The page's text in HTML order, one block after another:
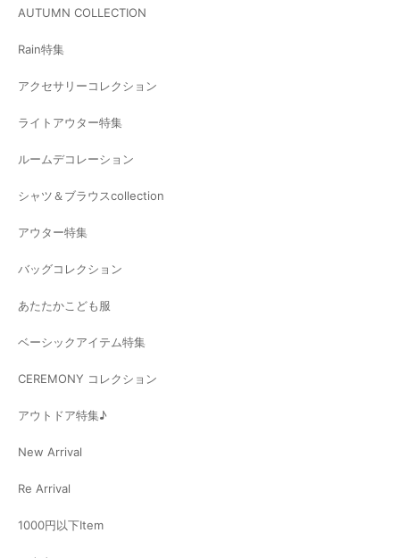
AUTUMN COLLECTION
Rain特集
アクセサリーコレクション
ライトアウター特集
ルームデコレーション
シャツ＆ブラウスcollection
アウター特集
バッグコレクション
あたたかこども服
ベーシックアイテム特集
CEREMONY コレクション
アウトドア特集♪
New Arrival
Re Arrival
1000円以下Item